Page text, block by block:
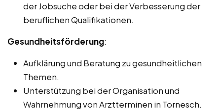
der Jobsuche oder bei der Verbesserung der
beruflichen Qualifikationen.
Gesundheitsförderung:
Aufklärung und Beratung zu gesundheitlichen
Themen.
Unterstützung bei der Organisation und
Wahrnehmung von Arztterminen in Tornesch.